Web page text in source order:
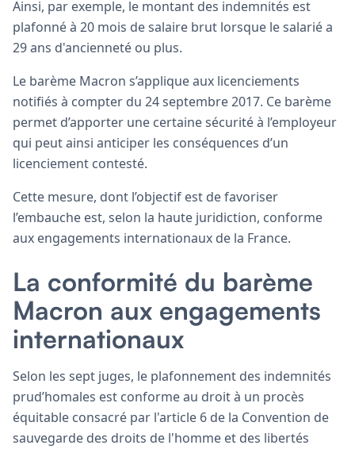
Ainsi, par exemple, le montant des indemnités est
plafonné à 20 mois de salaire brut lorsque le salarié a
29 ans d'ancienneté ou plus.
Le barème Macron s’applique aux licenciements
notifiés à compter du 24 septembre 2017. Ce barème
permet d’apporter une certaine sécurité à l’employeur
qui peut ainsi anticiper les conséquences d’un
licenciement contesté.
Cette mesure, dont l’objectif est de favoriser
l’embauche est, selon la haute juridiction, conforme
aux engagements internationaux de la France.
La conformité du barème
Macron aux engagements
internationaux
Selon les sept juges, le plafonnement des indemnités
prud’homales est conforme au droit à un procès
équitable consacré par l'article 6 de la Convention de
sauvegarde des droits de l'homme et des libertés